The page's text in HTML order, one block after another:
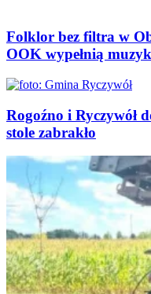
Folklor bez filtra w
OOK wypełnią
Rogoźno i Ryczywół
stole zabrakło